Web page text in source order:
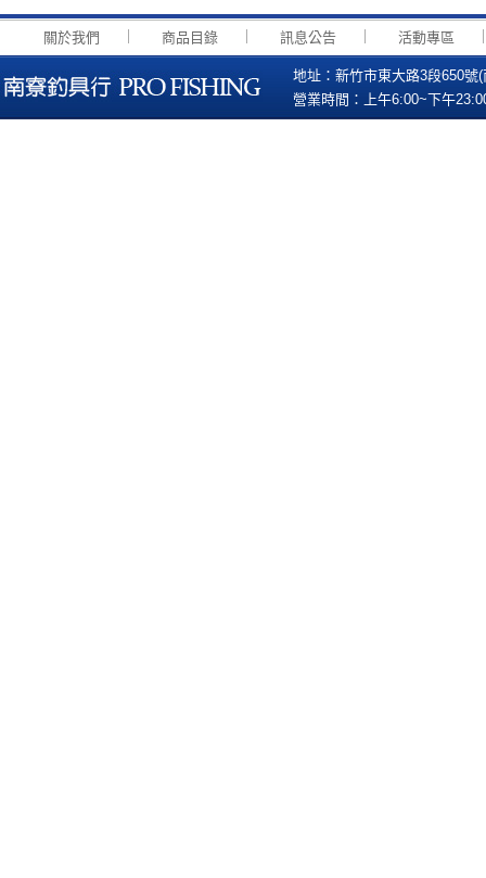
關於我們 商品目錄 訊息公告 活動專區
地址：新竹市東大路3段650
營業時間：上午6:00~下午